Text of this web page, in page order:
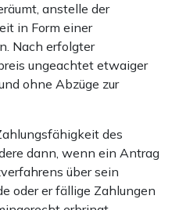
anstelle der
in Form einer
Nach erfolgter
ungeachtet etwaiger
ohne Abzüge zur
des
dann, wenn ein Antrag
über sein
oder er fällige Zahlungen